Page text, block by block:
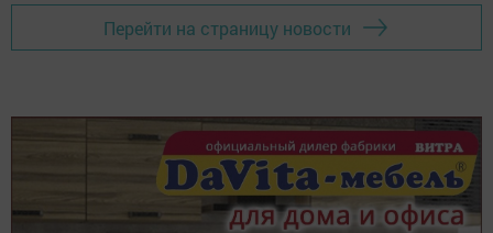
Перейти на страницу новости